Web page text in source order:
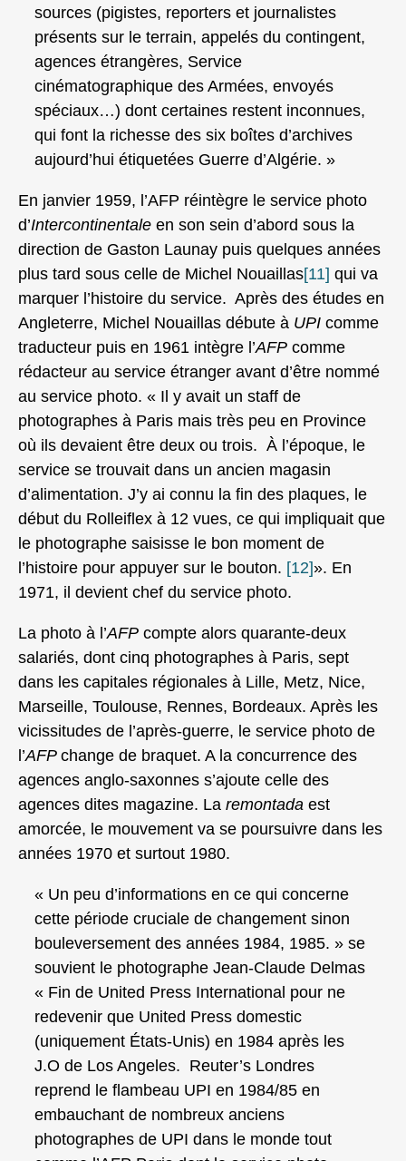
sources (pigistes, reporters et journalistes
présents sur le terrain, appelés du contingent,
agences étrangères, Service
cinématographique des Armées, envoyés
spéciaux…) dont certaines restent inconnues,
qui font la richesse des six boîtes d’archives
aujourd’hui étiquetées Guerre d’Algérie. »
En janvier 1959, l’AFP réintègre le service photo
d’Intercontinentale en son sein d’abord sous la
direction de Gaston Launay puis quelques années
plus tard sous celle de Michel Nouaillas[11] qui va
marquer l’histoire du service. Après des études en
Angleterre, Michel Nouaillas débute à UPI comme
traducteur puis en 1961 intègre l’AFP comme
rédacteur au service étranger avant d’être nommé
au service photo. « Il y avait un staff de
photographes à Paris mais très peu en Province
où ils devaient être deux ou trois. À l’époque, le
service se trouvait dans un ancien magasin
d’alimentation. J’y ai connu la fin des plaques, le
début du Rolleiflex à 12 vues, ce qui impliquait que
le photographe saisisse le bon moment de
l’histoire pour appuyer sur le bouton. [12]». En
1971, il devient chef du service photo.
La photo à l’AFP compte alors quarante-deux
salariés, dont cinq photographes à Paris, sept
dans les capitales régionales à Lille, Metz, Nice,
Marseille, Toulouse, Rennes, Bordeaux. Après les
vicissitudes de l’après-guerre, le service photo de
l’AFP change de braquet. A la concurrence des
agences anglo-saxonnes s’ajoute celle des
agences dites magazine. La remontada est
amorcée, le mouvement va se poursuivre dans les
années 1970 et surtout 1980.
« Un peu d’informations en ce qui concerne
cette période cruciale de changement sinon
bouleversement des années 1984, 1985. » se
souvient le photographe Jean-Claude Delmas
« Fin de United Press International pour ne
redevenir que United Press domestic
(uniquement États-Unis) en 1984 après les
J.O de Los Angeles. Reuter’s Londres
reprend le flambeau UPI en 1984/85 en
embauchant de nombreux anciens
photographes de UPI dans le monde tout